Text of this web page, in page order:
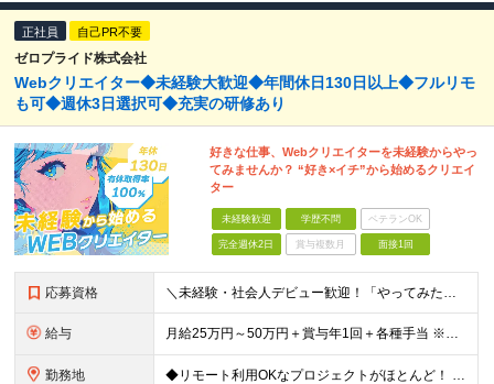
正社員 自己PR不要
ゼロプライド株式会社
Webクリエイター◆未経験大歓迎◆年間休日130日以上◆フルリモ
も可◆週休3日選択可◆充実の研修あり
好きな仕事、Webクリエイターを未経験からやっ
てみませんか？ “好き×イチ”から始めるクリエイ
ター
未経験歓迎 学歴不問 ベテランOK
完全週休2日 賞与複数月 面接1回
応募資格 ＼未経験・社会人デビュー歓迎！「やってみたい」が志望動機でもOK／ ◆学歴不問 ◎意欲・人柄重視の採用です！ ◎応募にあたって必須の条件はありません！ ┗社会人経験がない ┗ブランクがある という方
給与 月給25万円～50万円＋賞与年1回＋各種手当 ※経験・能力などを考慮の上、決定いたします ※月給には固定残業代（月1万5691円/9時間分）を含みます ┗超過分は別途支給 ┗残業が0時間の場合も全額
勤務地 ◆リモート利用OKなプロジェクトがほとんど！ ◆フルリモート（完全在宅）OKなプロジェクトも！ ◆週休3日の案件もあり！ ☆★全国で採用中★☆ 本社（東京都港区）または 全国47都道府県の プロジェ